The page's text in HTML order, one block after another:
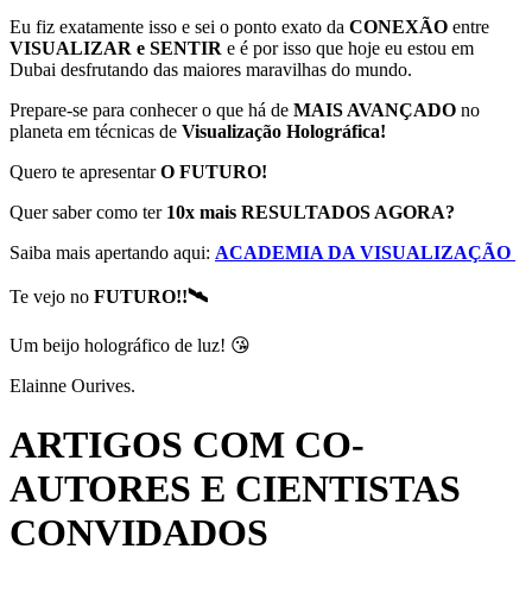
Eu fiz exatamente isso e sei o ponto exato da CONEXÃO entre
VISUALIZAR e SENTIR e é por isso que hoje eu estou em
Dubai desfrutando das maiores maravilhas do mundo.
Prepare-se para conhecer o que há de MAIS AVANÇADO no
planeta em técnicas de Visualização Holográfica!
Quero te apresentarO FUTURO!
Quer saber como ter 10x mais RESULTADOS AGORA?
Saiba mais apertando aqui: ACADEMIA DA VISUALIZAÇÃO
Te vejo no FUTURO!!🛰
Um beijo holográfico de luz! 😘
Elainne Ourives.
ARTIGOS COM CO-
AUTORES E CIENTISTAS
CONVIDADOS